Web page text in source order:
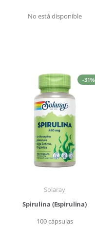
No está disponible
-31%
Solaray
Spirulina (Espirulina)
100 cápsulas